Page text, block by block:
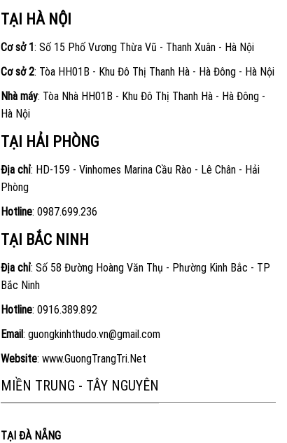
TẠI HÀ NỘI
Cơ sở 1 : Số 15 Phố Vương Thừa Vũ - Thanh Xuân - Hà Nội
Cơ sở 2: Tòa HH01B - Khu Đô Thị Thanh Hà - Hà Đông - Hà Nội
Nhà máy: Tòa Nhà HH01B - Khu Đô Thị Thanh Hà - Hà Đông -
Hà Nội
TẠI HẢI PHÒNG
Địa chỉ: HD-159 - Vinhomes Marina Cầu Rào - Lê Chân - Hải
Phòng
Hotline: 0987.699.236
TẠI BẮC NINH
Địa chỉ: Số 58 Đường Hoàng Văn Thụ - Phường Kinh Bắc - TP
Bắc Ninh
Hotline: 0916.389.892
Email: guongkinhthudo.vn@gmail.com
Website: www.GuongTrangTri.Net
MIỀN TRUNG - TÂY NGUYÊN
TẠI ĐÀ NẴNG